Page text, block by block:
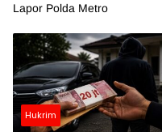
Lapor Polda Metro
Hukrim